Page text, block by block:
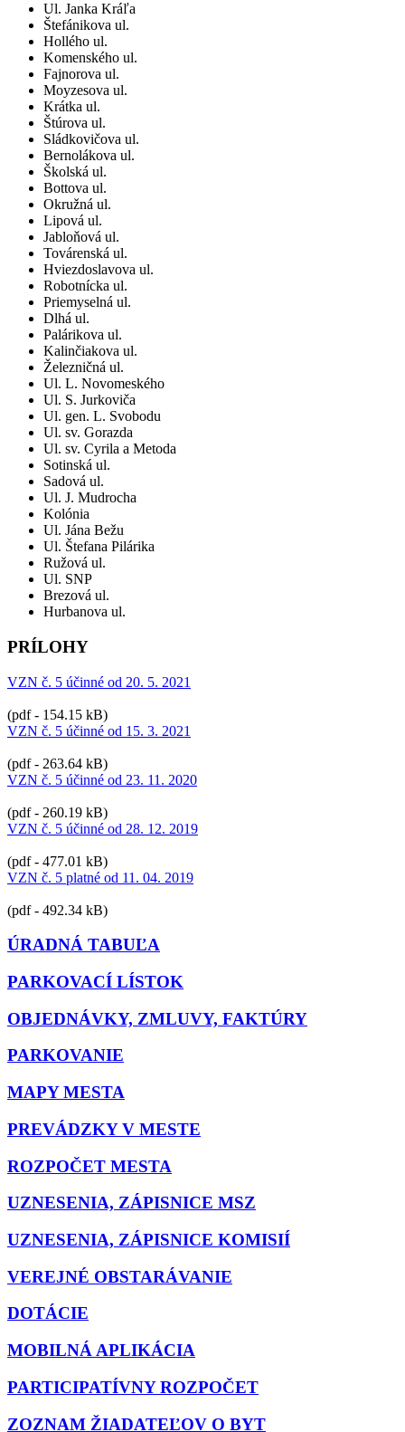
Ul. Janka Kráľa
Štefánikova ul.
Hollého ul.
Komenského ul.
Fajnorova ul.
Moyzesova ul.
Krátka ul.
Štúrova ul.
Sládkovičova ul.
Bernolákova ul.
Školská ul.
Bottova ul.
Okružná ul.
Lipová ul.
Jabloňová ul.
Továrenská ul.
Hviezdoslavova ul.
Robotnícka ul.
Priemyselná ul.
Dlhá ul.
Palárikova ul.
Kalinčiakova ul.
Železničná ul.
Ul. L. Novomeského
Ul. S. Jurkoviča
Ul. gen. L. Svobodu
Ul. sv. Gorazda
Ul. sv. Cyrila a Metoda
Sotinská ul.
Sadová ul.
Ul. J. Mudrocha
Kolónia
Ul. Jána Bežu
Ul. Štefana Pilárika
Ružová ul.
Ul. SNP
Brezová ul.
Hurbanova ul.
PRÍLOHY
VZN č. 5 účinné od 20. 5. 2021
(pdf - 154.15 kB)
VZN č. 5 účinné od 15. 3. 2021
(pdf - 263.64 kB)
VZN č. 5 účinné od 23. 11. 2020
(pdf - 260.19 kB)
VZN č. 5 účinné od 28. 12. 2019
(pdf - 477.01 kB)
VZN č. 5 platné od 11. 04. 2019
(pdf - 492.34 kB)
ÚRADNÁ TABUĽA
PARKOVACÍ LÍSTOK
OBJEDNÁVKY, ZMLUVY, FAKTÚRY
PARKOVANIE
MAPY MESTA
PREVÁDZKY V MESTE
ROZPOČET MESTA
UZNESENIA, ZÁPISNICE MSZ
UZNESENIA, ZÁPISNICE KOMISIÍ
VEREJNÉ OBSTARÁVANIE
DOTÁCIE
MOBILNÁ APLIKÁCIA
PARTICIPATÍVNY ROZPOČET
ZOZNAM ŽIADATEĽOV O BYT